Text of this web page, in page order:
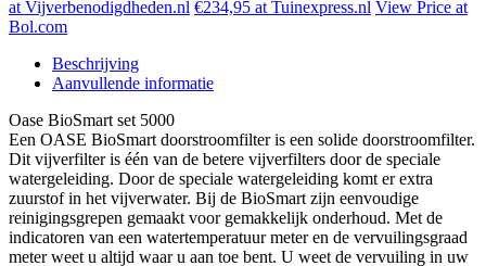
at Vijverbenodigdheden.nl €234,95 at Tuinexpress.nl View Price at
Bol.com
Beschrijving
Aanvullende informatie
Oase BioSmart set 5000
Een OASE BioSmart doorstroomfilter is een solide doorstroomfilter.
Dit vijverfilter is één van de betere vijverfilters door de speciale
watergeleiding. Door de speciale watergeleiding komt er extra
zuurstof in het vijverwater. Bij de BioSmart zijn eenvoudige
reinigingsgrepen gemaakt voor gemakkelijk onderhoud. Met de
indicatoren van een watertemperatuur meter en de vervuilingsgraad
meter weet u altijd waar u aan toe bent. U weet de vervuiling in uw